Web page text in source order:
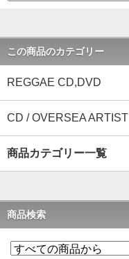
この商品のカテゴリー
REGGAE CD,DVD
CD / OVERSEA ARTIST
商品カテゴリー一覧
商品検索